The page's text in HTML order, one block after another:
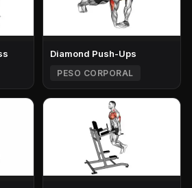
Diamond Push-Ups
PESO CORPORAL